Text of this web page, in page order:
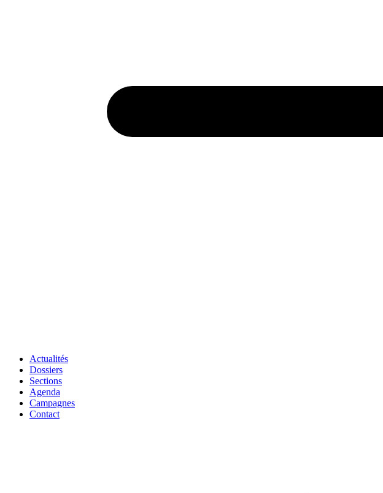
Actualités
Dossiers
Sections
Agenda
Campagnes
Contact